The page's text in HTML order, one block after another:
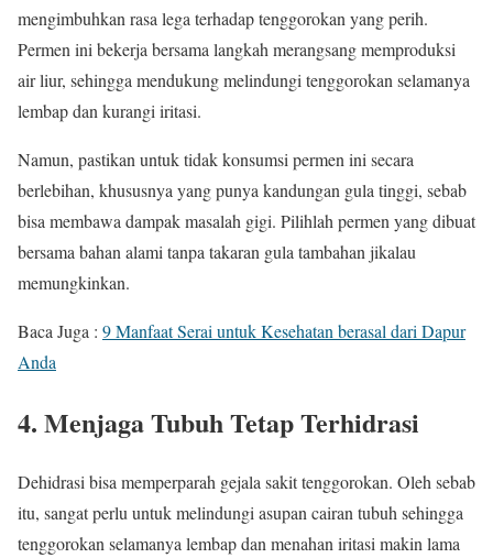
mengimbuhkan rasa lega terhadap tenggorokan yang perih.
Permen ini bekerja bersama langkah merangsang memproduksi
air liur, sehingga mendukung melindungi tenggorokan selamanya
lembap dan kurangi iritasi.
Namun, pastikan untuk tidak konsumsi permen ini secara
berlebihan, khususnya yang punya kandungan gula tinggi, sebab
bisa membawa dampak masalah gigi. Pilihlah permen yang dibuat
bersama bahan alami tanpa takaran gula tambahan jikalau
memungkinkan.
Baca Juga : 9 Manfaat Serai untuk Kesehatan berasal dari Dapur
Anda
4. Menjaga Tubuh Tetap Terhidrasi
Dehidrasi bisa memperparah gejala sakit tenggorokan. Oleh sebab
itu, sangat perlu untuk melindungi asupan cairan tubuh sehingga
tenggorokan selamanya lembap dan menahan iritasi makin lama